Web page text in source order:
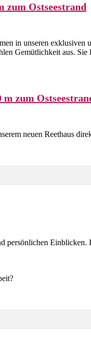
zum Ostseestrand
in unseren exklusiven
Gemütlichkeit aus. Sie
m zum
neuen Reethaus
persönlichen